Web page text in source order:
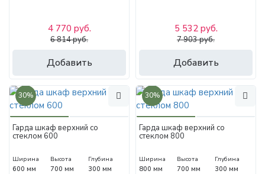
Добавить
4 770 руб.
6 814 руб.
Добавить
5 532 руб.
7 903 руб.
30%
Гарда шкаф верхний со
стеклом 600
Ширина
600 мм
Высота
700 мм
Глубина
300 мм
30%
Гарда шкаф верхний со
стеклом 800
Ширина
800 мм
Высота
700 мм
Глубина
300 мм